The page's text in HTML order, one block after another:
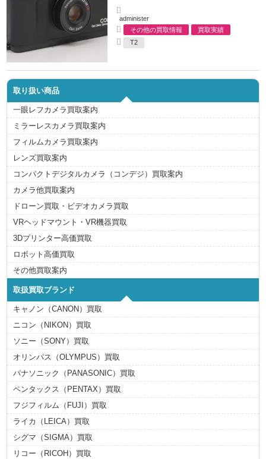
A
u
o
administer
C
a
g
o
e
その他の買取情報 買取実績
T2
取り扱い商品
一眼レフカメラ買取案内
ミラーレスカメラ買取案内
フィルムカメラ買取案内
レンズ買取案内
コンパクトデジタルカメラ（コンデジ）買取案内
カメラ他買取案内
ドローン買取・ビデオカメラ買取
VRヘッドマウント・VR機器買取
3Dプリンター高価買取
ロボット高価買取
その他買取案内
取扱買取ブランド
キャノン（CANON）買取
ニコン（NIKON）買取
ソニー（SONY）買取
オリンパス（OLYMPUS）買取
パナソニック（PANASONIC）買取
ペンタックス（PENTAX）買取
フジフィルム（FUJI）買取
ライカ（LEICA）買取
シグマ（SIGMA）買取
リコー（RICOH）買取